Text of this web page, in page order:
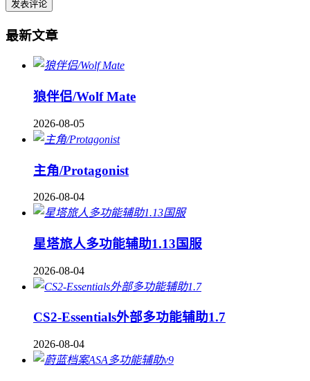
最新文章
狼伴侣/Wolf Mate
2026-08-05
主角/Protagonist
2026-08-04
星塔旅人多功能辅助1.13国服
2026-08-04
CS2-Essentials外部多功能辅助1.7
2026-08-04